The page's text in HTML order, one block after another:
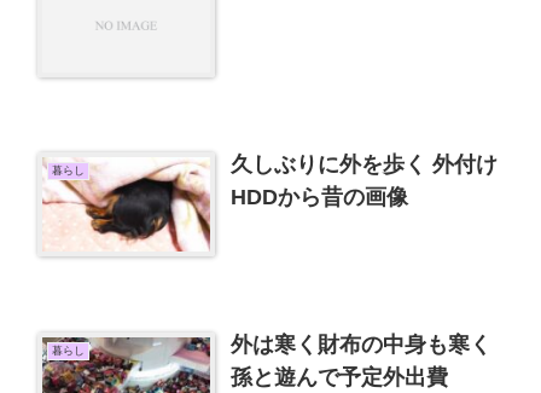
暮らし
久しぶりに外を歩く 外付け
HDDから昔の画像
暮らし
外は寒く財布の中身も寒く
孫と遊んで予定外出費